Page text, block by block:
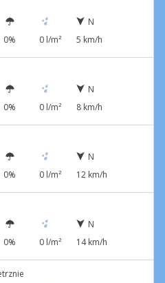
0% 0 l/m²
N
5 km/h
0% 0 l/m²
N
8 km/h
0% 0 l/m²
N
12 km/h
0% 0 l/m²
N
14 km/h